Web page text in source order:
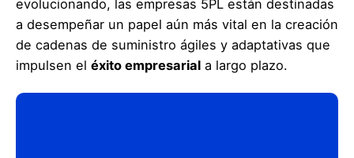
evolucionando, las empresas 5PL están destinadas
a desempeñar un papel aún más vital en la creación
de cadenas de suministro ágiles y adaptativas que
impulsen el éxito empresarial a largo plazo.